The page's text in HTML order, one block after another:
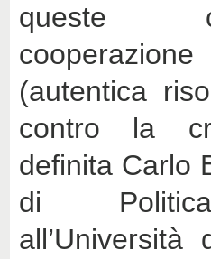
queste
(autentica
contro la
definita Carlo
di